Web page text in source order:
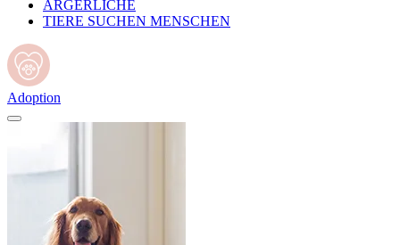
ÄRGERLICHE
TIERE SUCHEN MENSCHEN
Adoption